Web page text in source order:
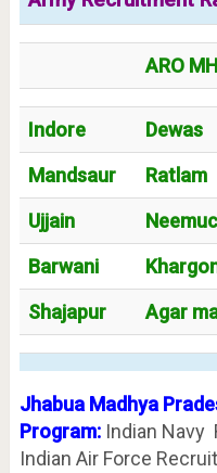
ARO
Indore Dewas
Mandsaur
Ratlam
Ujjain
Barwani
Shajapur
Agar
Jhabua Madhya
Program:Indian Navy
Indian Air Force